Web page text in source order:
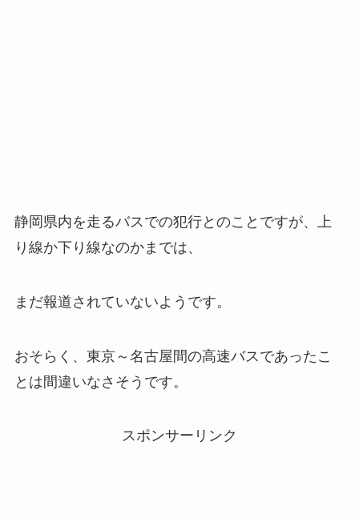
静岡県内を走るバスでの犯行とのことですが、上
り線か下り線なのかまでは、
まだ報道されていないようです。
おそらく、東京～名古屋間の高速バスであったこ
とは間違いなさそうです。
スポンサーリンク